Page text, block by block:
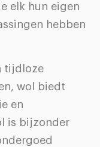
elk hun eigen
hebben
tijdloze
wol biedt
en
is bijzonder